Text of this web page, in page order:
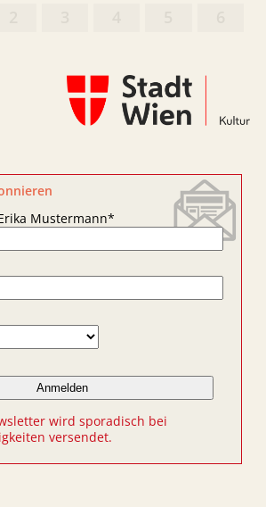
Mustermann*
wird sporadisch bei
versendet.